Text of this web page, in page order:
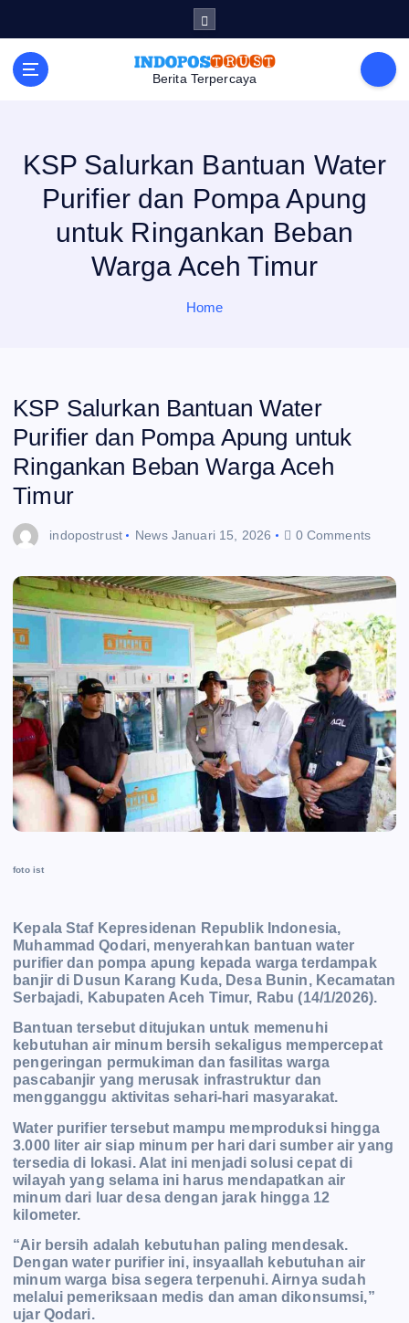
i
Berita Terpercaya
KSP Salurkan Bantuan Water
Purifier dan Pompa Apung
untuk Ringankan Beban
Warga Aceh Timur
Home
KSP Salurkan Bantuan Water
Purifier dan Pompa Apung untuk
Ringankan Beban Warga Aceh
Timur
indopostrust News Januari 15, 2026 0 Comments
foto ist
Kepala Staf Kepresidenan Republik Indonesia,
Muhammad Qodari, menyerahkan bantuan water
purifier dan pompa apung kepada warga terdampak
banjir di Dusun Karang Kuda, Desa Bunin, Kecamatan
Serbajadi, Kabupaten Aceh Timur, Rabu (14/1/2026).
Bantuan tersebut ditujukan untuk memenuhi
kebutuhan air minum bersih sekaligus mempercepat
pengeringan permukiman dan fasilitas warga
pascabanjir yang merusak infrastruktur dan
mengganggu aktivitas sehari-hari masyarakat.
Water purifier tersebut mampu memproduksi hingga
3.000 liter air siap minum per hari dari sumber air yang
tersedia di lokasi. Alat ini menjadi solusi cepat di
wilayah yang selama ini harus mendapatkan air
minum dari luar desa dengan jarak hingga 12
kilometer.
“Air bersih adalah kebutuhan paling mendesak.
Dengan water purifier ini, insyaallah kebutuhan air
minum warga bisa segera terpenuhi. Airnya sudah
melalui pemeriksaan medis dan aman dikonsumsi,”
ujar Qodari.